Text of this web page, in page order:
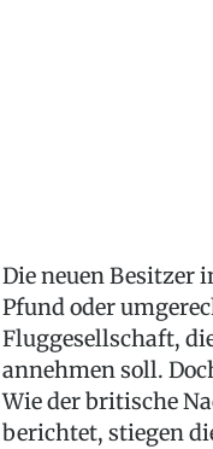
Die neuen Besitzer
Pfund oder
Fluggesellschaft,
annehmen soll.
Wie der britische
berichtet, stiegen